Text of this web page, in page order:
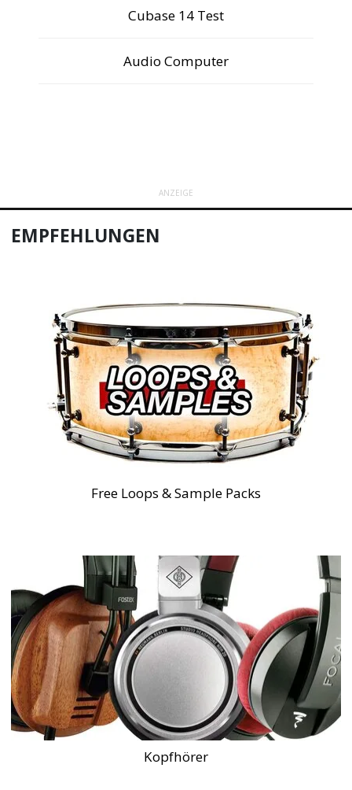
Cubase 14 Test
Audio Computer
ANZEIGE
EMPFEHLUNGEN
Free Loops & Sample Packs
Kopfhörer